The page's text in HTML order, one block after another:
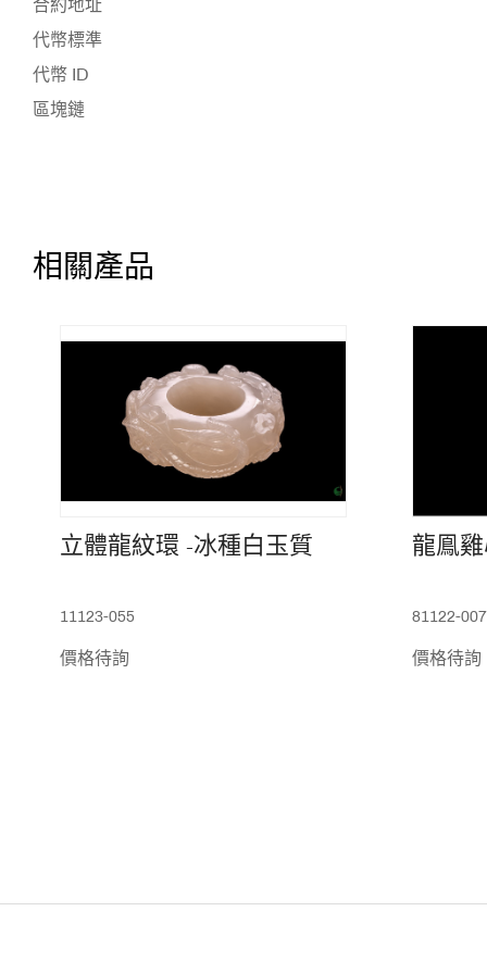
合約地址
代幣標準
代幣 ID
區塊鏈
相關產品
立體龍紋環 -冰種白玉質
11123-055
價格待詢
龍鳯
81122-007
價格待詢